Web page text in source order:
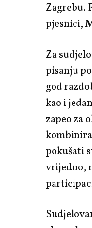
Zagrebu.
pjesnici,
Za
pisanju
god
kao i
zapeo za
pokušati
vrijedno,